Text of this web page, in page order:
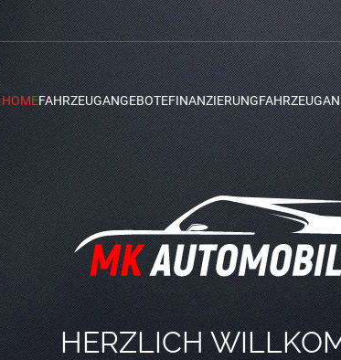
HOMEFAHRZEUGANGEBOTEFINANZIERUNG
HERZLICH